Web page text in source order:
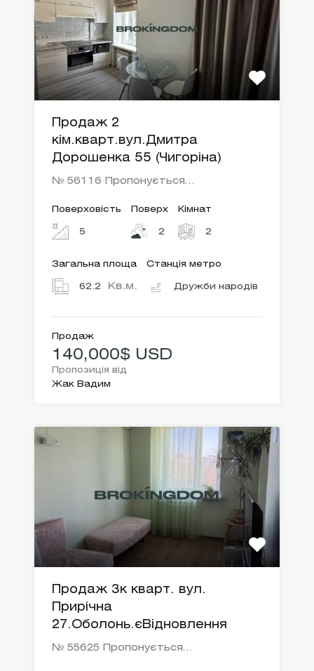
Продаж 2
кім.кварт.вул.Дмитра
Дорошенка 55 (Чигоріна)
№ 56116 Пропонується…
Поверховість
5
Поверх
2
Кімнат
2
Загальна площа
62.2 Кв.м.
Станція метро
Дружби народів
Продаж
140,000$ USD
Пропозиція від
Жак Вадим
Продаж 3к кварт. вул.
Прирічна
27.Оболонь.єВідновлення
№ 55625 Пропонується…